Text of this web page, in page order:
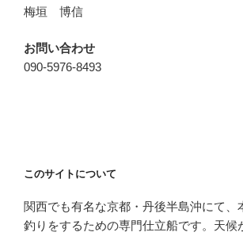
梅垣 博信
お問い合わせ
090-5976-8493
このサイトについて
関西でも有名な京都・丹後半島沖にて、
釣りをするための専門仕立船です。天候